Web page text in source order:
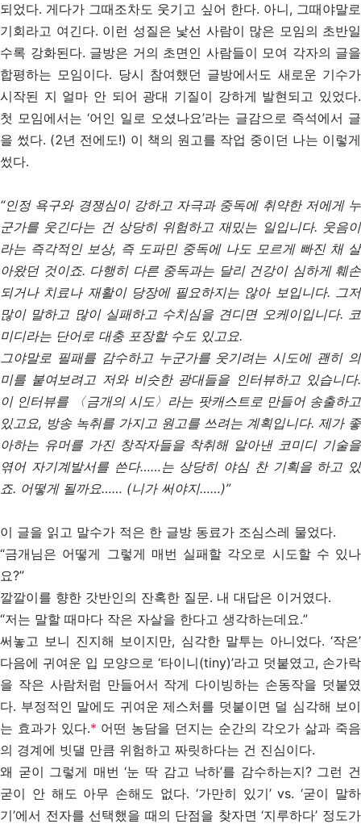
되었다. 게다가 그때조차도 웃기고 싶어 한다. 아니, 그때야말로
기회라고 여긴다. 이런 성질은 낯선 사람이 많은 모임의 초반일
수록 강화된다. 글방은 거의 초면인 사람들이 모여 각자의 글을
합평하는 모임이다. 당시 참여했던 글방에서도 새로운 기수가
시작된 지 얼마 안 되어 광대 기질이 강하게 발현되고 있었다.
첫 모임에서는 ‘어인 일로 오셨나요’라는 글감으로 즉석에서 글
을 썼다. (2년 전에도!) 이 책의 원고를 작업 중이던 나는 이렇게
썼다.
“인정 욕구와 경쟁심이 강하고 자극과 중독에 취약한 저에게 누
군가를 웃긴다는 건 상당히 위험하고 재밌는 일입니다. 웃음이
라는 즉각적인 보상, 즉 도파민 중독에 나도 모르게 빠진 채 살
아왔던 것이죠. 다행히 다른 중독과는 달리 건강이 심하게 훼손
되거나 치료나 재활이 당장에 필요하지는 않아 보입니다. 그저
많이 말하고 많이 실패하고 수치심을 견디면 오케이입니다. 코
미디라는 단어로 대충 포장할 수도 있고요.
그야말로 필패를 감수하고 누군가를 웃기려는 시도에 괜히 의
미를 붙여보려고 저와 비슷한 광대들을 인터뷰하고 있습니다.
이 인터뷰를 〈금개의 시도〉라는 팟캐스트로 만들어 송출하고
있고요, 방송 녹취를 가지고 원고를 쓰려는 계획입니다. 제가 좋
아하는 유머를 가진 창작자들을 착취해 알아낸 코미디 기술을
엮어 자기계발서를 쓴다……는 상당히 야심 찬 기획을 하고 있
죠. 어떻게 될까요…… (니가 써야지……)”
이 글을 읽고 말수가 적은 한 글방 동료가 조심스레 물었다.
“금개님은 어떻게 그렇게 매번 실패할 각오로 시도할 수 있나
요?”
깔깔이를 향한 갓반인의 잔혹한 질문. 내 대답은 이거였다.
“저는 말할 때마다 작은 자살을 한다고 생각하는데요.”
써놓고 보니 진지해 보이지만, 심각한 말투는 아니었다. ‘작은’
다음에 귀여운 입 모양으로 ‘타이니(tiny)’라고 덧붙였고, 손가락
을 작은 사람처럼 만들어서 작게 다이빙하는 손동작을 덧붙였
다. 부정적인 말에도 귀여운 제스처를 덧붙이면 덜 심각해 보이
는 효과가 있다.* 어떤 농담을 던지는 순간의 각오가 삶과 죽음
의 경계에 빗댈 만큼 위험하고 짜릿하다는 건 진심이다.
왜 굳이 그렇게 매번 ‘눈 딱 감고 낙하’를 감수하는지? 그런 건
굳이 안 해도 아무 손해도 없다. ‘가만히 있기’ vs. ‘굳이 말하
기’에서 전자를 선택했을 때의 단점을 찾자면 ‘지루하다’ 정도가